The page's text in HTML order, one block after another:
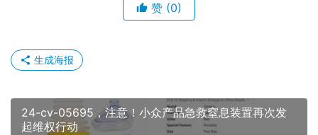
赞 (0)
生成海报
24-cv-05695，注意！小众产品急救窒息装置再次发
起维权行动